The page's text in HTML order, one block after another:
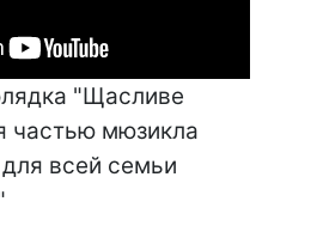
"Щасливе
частью мюзикла
всей семьи